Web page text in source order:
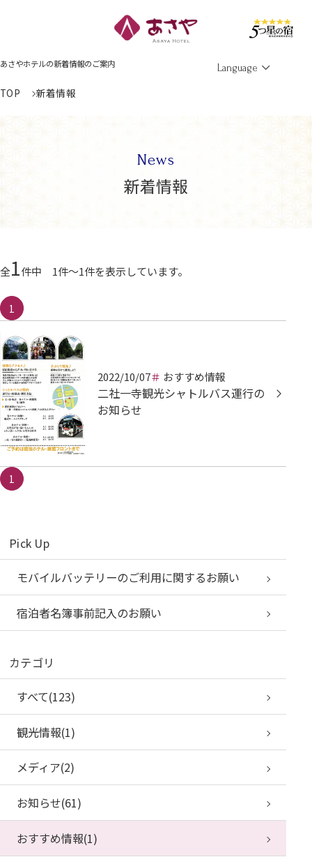
あさやホテルの新着情報のご案内 Language
TOP 新着情報
News
新着情報
全1件中 1件～1件を表示しています。
1
2022/10/07 おすすめ情報
二社一寺観光シャトルバス運行の
お知らせ
1
Pick Up
モバイルバッテリーのご利用に関するお願い
宿泊者名簿事前記入のお願い
カテゴリ
すべて(123)
観光情報(1)
メディア(2)
お知らせ(61)
おすすめ情報(1)